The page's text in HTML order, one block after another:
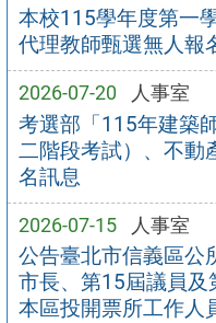
本校115學年度第一
代理教師甄選無人報
2026-07-20 人事室
考選部「115年建築
二階段考試）、不動
名訊息
2026-07-15 人事室
公告臺北市信義區公
市長、第15屆議員
本區投開票所工作人